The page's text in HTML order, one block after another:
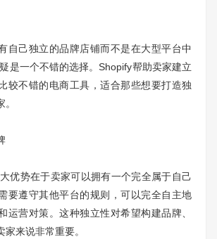
己独立的品牌店铺而不是在大型平台中
是一个不错的选择。Shopify帮助卖家建立
较不错的电商工具，适合那些想要打造独
势在于卖家可以拥有一个完全属于自己
要遵守其他平台的规则，可以完全自主地
运营对策。这种独立性对希望构建品牌、
来说非常重要。